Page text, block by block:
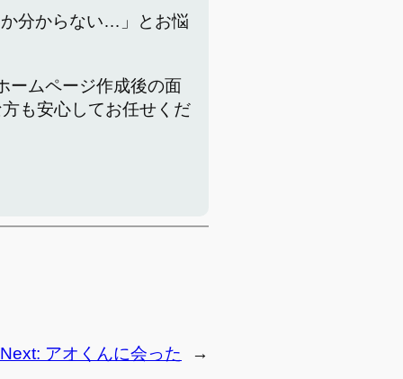
分からない…」とお悩
ームページ作成後の面
も安心してお任せくだ
Next: アオくんに会った →